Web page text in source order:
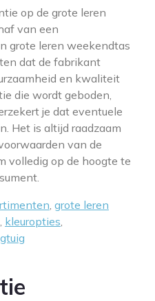
op de grote leren
van een
grote leren weekendtas
dat de fabrikant
en kwaliteit
die wordt geboden,
je dat eventuele
Het is altijd raadzaam
van de
volledig op de hoogte te
, grote leren
, kleuropties,